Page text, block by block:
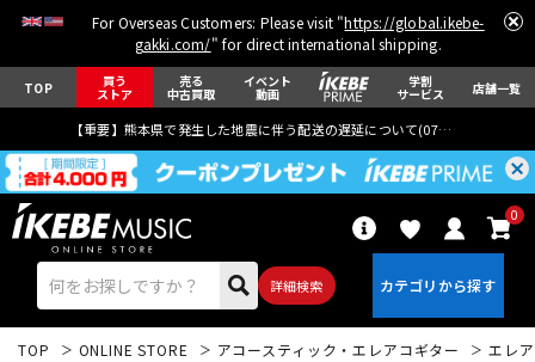
For Overseas Customers: Please visit "https://global.ikebe-
gakki.com/" for direct international shipping.
TOP 買う
ストア
売る
中古買取
イベント
動画
学割
サービス 店舗一覧
【重要】熊本県で発生した地震に伴う配送の遅延について(07月29日
詳細検索
0
TOP ONLINE STORE アコースティック・エレアコギター エレ